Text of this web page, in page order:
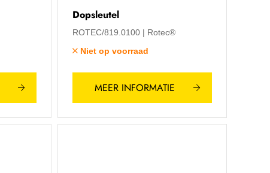
Dopsleutel
ROTEC/819.0100
Rotec®
Niet op voorraad
MEER INFORMATIE